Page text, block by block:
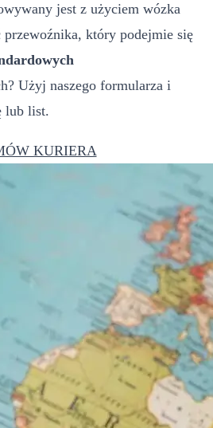
jest z użyciem wózka
przewoźnika, który podejmie się
Użyj naszego formularza i
lub list.
KURIERA